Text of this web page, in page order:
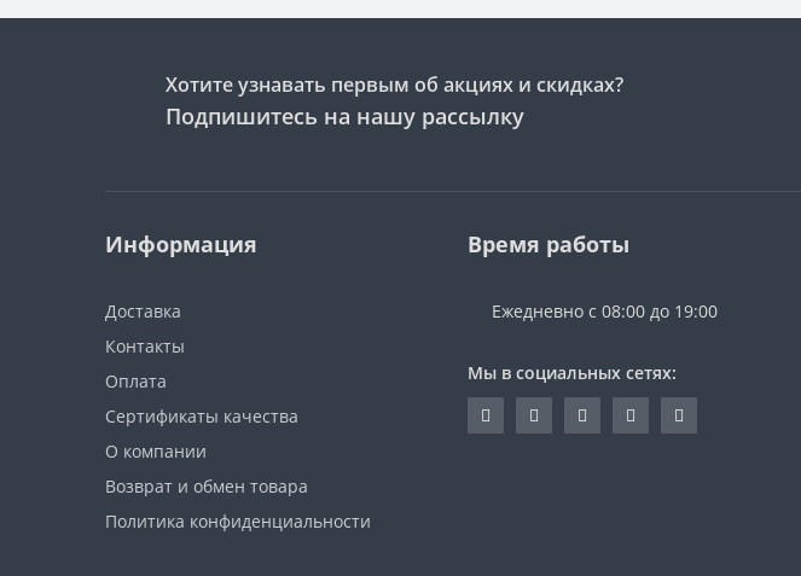
Хотите узнавать первым об акциях и скидках?
Подпишитесь на нашу рассылку
Информация
Доставка
Контакты
Оплата
Сертификаты качества
О компании
Возврат и обмен товара
Политика конфиденциальности
Время работы
Ежедневно с 08:00 до 19:00
Мы в социальных сетях: